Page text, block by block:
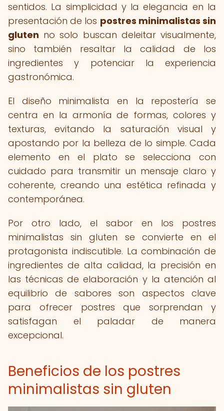
sentidos. La simplicidad y la elegancia en la
presentación de los postres minimalistas sin
gluten no solo buscan deleitar visualmente,
sino también resaltar la calidad de los
ingredientes y potenciar la experiencia
gastronómica.
El diseño minimalista en la repostería se
centra en la armonía de formas, colores y
texturas, evitando la saturación visual y
apostando por la belleza de lo simple. Cada
elemento en el plato se selecciona con
cuidado para transmitir un mensaje claro y
coherente, creando una estética refinada y
contemporánea.
Por otro lado, el sabor en los postres
minimalistas sin gluten se convierte en el
protagonista indiscutible. La combinación de
ingredientes de alta calidad, la precisión en
las técnicas de elaboración y la atención al
equilibrio de sabores son aspectos clave
para ofrecer postres que sorprendan y
satisfagan el paladar de manera
excepcional.
Beneficios de los postres
minimalistas sin gluten